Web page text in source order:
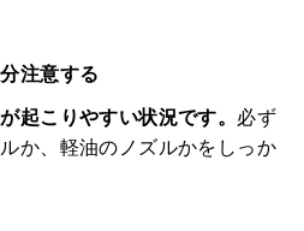
注意する
起こりやすい状況です。 必ず
か、軽油のノズルかをしっか